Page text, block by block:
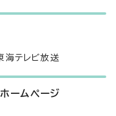
海テレビ放送
ームページ